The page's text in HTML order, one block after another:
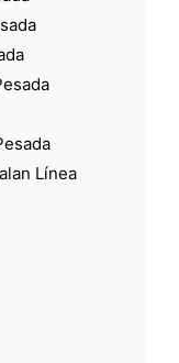
Línea